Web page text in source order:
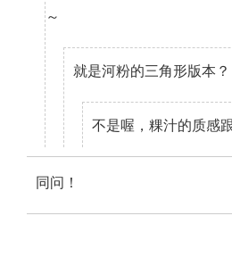
～
就是河粉的三角形版本？
不是喔，粿汁的质感
同问！